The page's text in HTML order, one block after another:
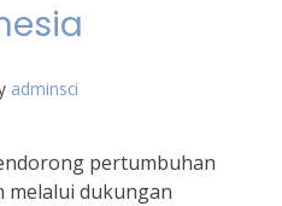
adminsci
pertumbuhan
melalui dukungan